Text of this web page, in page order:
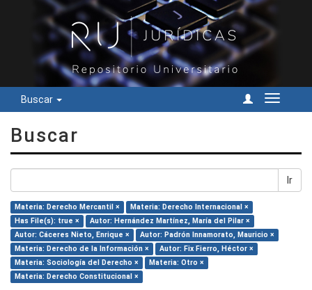
Buscar
Cambiar
Buscar
Ir
Materia: Derecho Mercantil ×
Materia: Derecho Internacional ×
Has File(s): true ×
Autor: Hernández Martínez, María del Pilar ×
Autor: Cáceres Nieto, Enrique ×
Autor: Padrón Innamorato, Mauricio ×
Materia: Derecho de la Información ×
Autor: Fix Fierro, Héctor ×
Materia: Sociología del Derecho ×
Materia: Otro ×
Materia: Derecho Constitucional ×